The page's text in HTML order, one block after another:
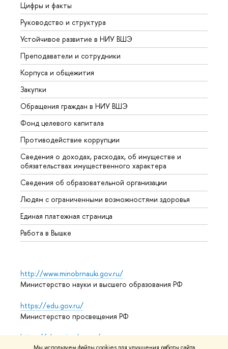
Цифры и факты
Руководство и структура
Устойчивое развитие в НИУ ВШЭ
Преподаватели и сотрудники
Корпуса и общежития
Закупки
Обращения граждан в НИУ ВШЭ
Фонд целевого капитала
Противодействие коррупции
Сведения о доходах, расходах, об имуществе и
обязательствах имущественного характера
Сведения об образовательной организации
Людям с ограниченными возможностями здоровья
Единая платежная страница
Работа в Вышке
http://www.minobrnauki.gov.ru/
Министерство науки и высшего образования РФ
https://edu.gov.ru/
Министерство просвещения РФ
https://elearning.hse.ru/mooc